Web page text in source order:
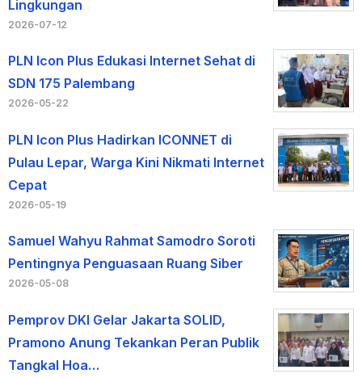
Lingkungan
2026-07-12
PLN Icon Plus Edukasi Internet Sehat di
SDN 175 Palembang
2026-05-22
PLN Icon Plus Hadirkan ICONNET di
Pulau Lepar, Warga Kini Nikmati Internet
Cepat
2026-05-19
Samuel Wahyu Rahmat Samodro Soroti
Pentingnya Penguasaan Ruang Siber
2026-05-08
Pemprov DKI Gelar Jakarta SOLID,
Pramono Anung Tekankan Peran Publik
Tangkal Hoa…